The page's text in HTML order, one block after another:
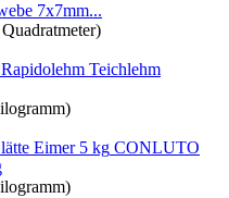
7x7mm...
Rapidolehm Teichlehm
CONLUTO